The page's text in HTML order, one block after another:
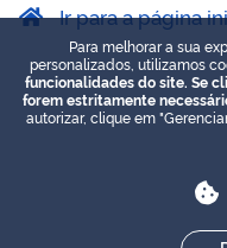
Ir para a página
Para melhorar a sua
personalizados, utilizamos
funcionalidades do site. Se
forem estritamente
autorizar, clique em